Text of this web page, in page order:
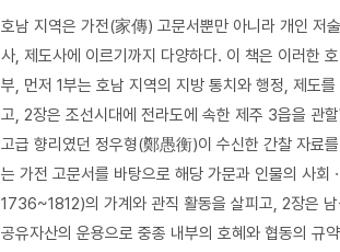
호남 지역은 가전(家傳) 고문서뿐만 아니라 개인 저
사, 제도사에 이르기까지 다양하다. 이 책은 이러한
부, 먼저 1부는 호남 지역의 지방 통치와 행정, 제도
고, 2장은 조선시대에 전라도에 속한 제주 3읍을 관
고급 향리였던 정우형(鄭愚衡)이 수신한 간찰 자료
는 가전 고문서를 바탕으로 해당 가문과 인물의 사
1736~1812)의 가계와 관직 활동을 살피고, 2장은
공유자산의 운용으로 중종 내부의 호혜와 협동의 규